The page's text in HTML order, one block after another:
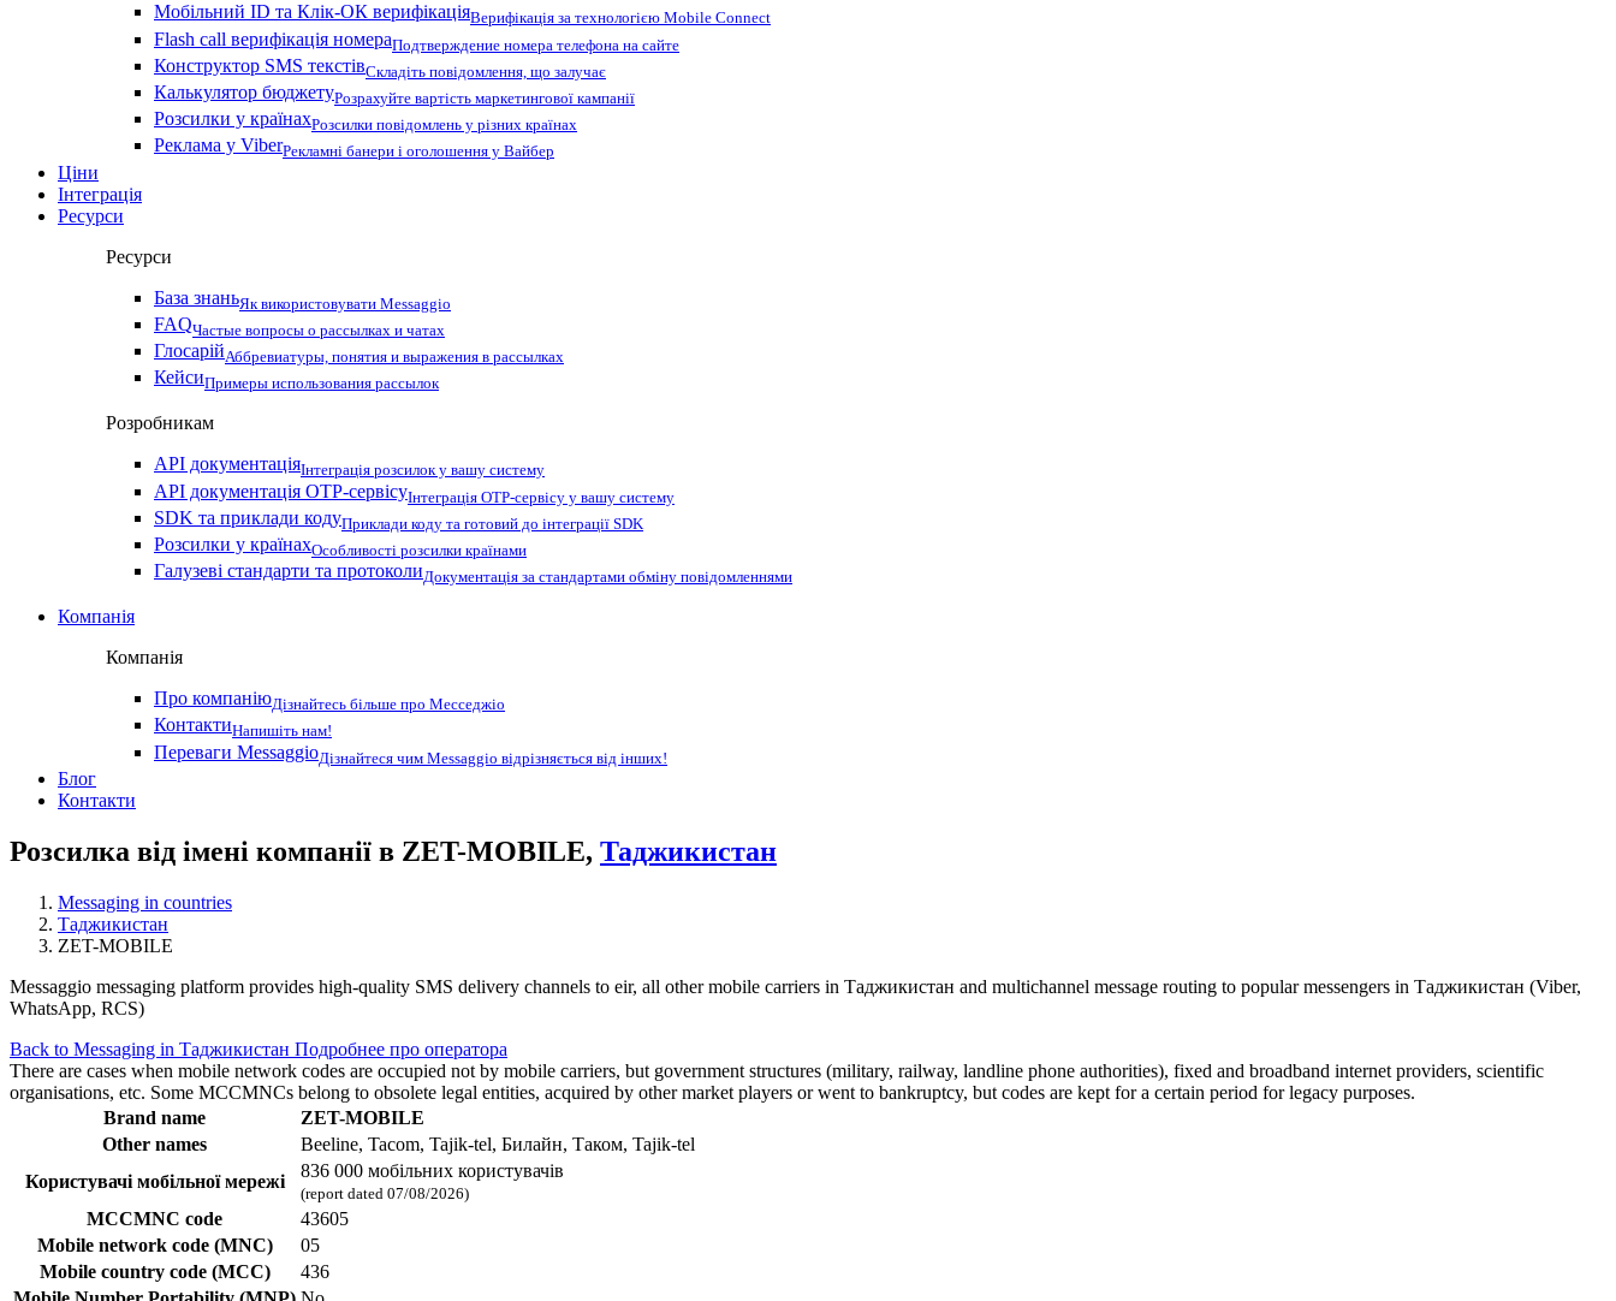
Мобільний ID та Клік-ОК верифікаціяВерифікація за технологією Mobile Connect
Flash call верифікація номераПодтверждение номера телефона на сайте
Конструктор SMS текстівСкладіть повідомлення, що залучає
Калькулятор бюджетуРозрахуйте вартість маркетингової кампанії
Розсилки у країнахРозсилки повідомлень у різних країнах
Реклама у ViberРекламні банери і оголошення у Вайбер
Ціни
Інтеграція
Ресурси
Ресурси
База знаньЯк використовувати Messaggio
FAQЧастые вопросы о рассылках и чатах
ГлосарійАббревиатуры, понятия и выражения в рассылках
КейсиПримеры использования рассылок
Розробникам
API документаціяІнтеграція розсилок у вашу систему
API документація OTP-сервісуІнтеграція OTP-сервісу у вашу систему
SDK та приклади кодуПриклади коду та готовий до інтеграції SDK
Розсилки у країнахОсобливості розсилки країнами
Галузеві стандарти та протоколиДокументація за стандартами обміну повідомленнями
Компанія
Компанія
Про компаніюДізнайтесь більше про Месседжіо
КонтактиНапишіть нам!
Переваги MessaggioДізнайтеся чим Messaggio відрізняється від інших!
Блог
Контакти
Розсилка від імені компанії в ZET-MOBILE, Таджикистан
Messaging in countries
Таджикистан
ZET-MOBILE
Messaggio messaging platform provides high-quality SMS delivery channels to eir, all other mobile carriers in Таджикистан and multichannel message routing to popular messengers in Таджикистан (Viber,
WhatsApp, RCS)
Back to Messaging in Таджикистан Подробнее про оператора
There are cases when mobile network codes are occupied not by mobile carriers, but government structures (military, railway, landline phone authorities), fixed and broadband internet providers, scientific
organisations, etc. Some MCCMNCs belong to obsolete legal entities, acquired by other market players or went to bankruptcy, but codes are kept for a certain period for legacy purposes.
Brand name
ZET-MOBILE
Other names
Beeline, Tacom, Tajik-tel, Билайн, Таком, Tajik-tel
Користувачі мобільної мережі
836 000 мобільних користувачів
(report dated 07/08/2026)
MCCMNC code
43605
Mobile network code (MNC)
05
Mobile country code (MCC)
436